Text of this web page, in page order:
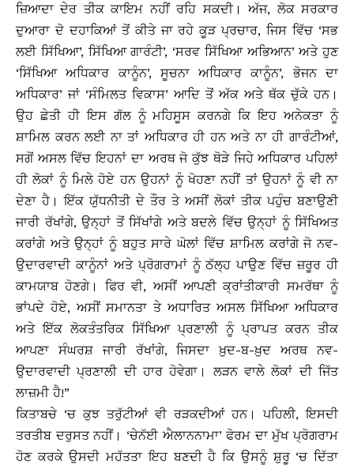
ਜ਼ਿਆਦਾ ਦੇਰ ਤੀਕ ਕਾਇਮ ਨਹੀਂ ਰਹਿ ਸਕਦੀ। ਅੱਜ, ਲੋਕ ਸਰਕਾਰ
ਦੁਆਰਾ ਦੋ ਦਹਾਕਿਆਂ ਤੋਂ ਕੀਤੇ ਜਾ ਰਹੇ ਕੂੜ ਪ੍ਰਚਾਰ, ਜਿਸ ਵਿੱਚ ‘ਸਭ
ਲਈ ਸਿੱਖਿਆ’, ਸਿੱਖਿਆ ਗਾਰੰਟੀ’, ‘ਸਰਵ ਸਿੱਖਿਆ ਅਭਿਆਨ’ ਅਤੇ ਹੁਣ
‘ਸਿੱਖਿਆ ਅਧਿਕਾਰ ਕਾਨੂੰਨ’, ਸੂਚਨਾ ਅਧਿਕਾਰ ਕਾਨੂੰਨ’, ਭੋਜਨ ਦਾ
ਅਧਿਕਾਰ’ ਜਾਂ ‘ਸੰਮਿਲਤ ਵਿਕਾਸ’ ਆਦਿ ਤੋਂ ਅੱਕ ਅਤੇ ਥੱਕ ਚੁੱਕੇ ਹਨ।
ਉਹ ਛੇਤੀ ਹੀ ਇਸ ਗੱਲ ਨੂੰ ਮਹਿਸੂਸ ਕਰਨਗੇ ਕਿ ਇਹ ਅਨੇਕਤਾ ਨੂੰ
ਸ਼ਾਮਿਲ ਕਰਨ ਲਈ ਨਾ ਤਾਂ ਅਧਿਕਾਰ ਹੀ ਹਨ ਅਤੇ ਨਾ ਹੀ ਗਾਰੰਟੀਆਂ,
ਸਗੋਂ ਅਸਲ ਵਿੱਚ ਇਹਨਾਂ ਦਾ ਅਰਥ ਜੋ ਕੁੱਝ ਥੋੜੇ ਜਿਹੇ ਅਧਿਕਾਰ ਪਹਿਲਾਂ
ਹੀ ਲੋਕਾਂ ਨੂੰ ਮਿਲੇ ਹੋਏ ਹਨ ਉਹਨਾਂ ਨੂੰ ਖੋਹਣਾ ਨਹੀਂ ਤਾਂ ਉਹਨਾਂ ਨੂੰ ਵੀ ਨਾ
ਦੇਣਾ ਹੈ। ਇੱਕ ਯੁੱਧਨੀਤੀ ਦੇ ਤੌਰ ਤੇ ਅਸੀਂ ਲੋਕਾਂ ਤੀਕ ਪਹੁੰਚ ਬਣਾਉਣੀ
ਜਾਰੀ ਰੱਖਾਂਗੇ, ਉਨ੍ਹਾਂ ਤੋਂ ਸਿੱਖਾਂਗੇ ਅਤੇ ਬਦਲੇ ਵਿੱਚ ਉਨ੍ਹਾਂ ਨੂੰ ਸਿੱਖਿਅਤ
ਕਰਾਂਗੇ ਅਤੇ ਉਨ੍ਹਾਂ ਨੂੰ ਬਹੁਤ ਸਾਰੇ ਘੋਲਾਂ ਵਿੱਚ ਸ਼ਾਮਿਲ ਕਰਾਂਗੇ ਜੋ ਨਵ-
ਉਦਾਰਵਾਦੀ ਕਾਨੂੰਨਾਂ ਅਤੇ ਪ੍ਰੋਗਰਾਮਾਂ ਨੂੰ ਠੱਲ੍ਹ ਪਾਉਣ ਵਿੱਚ ਜ਼ਰੂਰ ਹੀ
ਕਾਮਯਾਬ ਹੋਣਗੇ। ਫਿਰ ਵੀ, ਅਸੀਂ ਆਪਣੀ ਕ੍ਰਾਂਤੀਕਾਰੀ ਸਮਰੱਥਾ ਨੂੰ
ਭਾਂਪਦੇ ਹੋਏ, ਅਸੀਂ ਸਮਾਨਤਾ ਤੇ ਅਧਾਰਿਤ ਅਸਲ ਸਿੱਖਿਆ ਅਧਿਕਾਰ
ਅਤੇ ਇੱਕ ਲੋਕਤੰਤਰਿਕ ਸਿੱਖਿਆ ਪ੍ਰਣਾਲੀ ਨੂੰ ਪ੍ਰਾਪਤ ਕਰਨ ਤੀਕ
ਆਪਣਾ ਸੰਘਰਸ਼ ਜਾਰੀ ਰੱਖਾਂਗੇ, ਜਿਸਦਾ ਖ਼ੁਦ-ਬ-ਖ਼ੁਦ ਅਰਥ ਨਵ-
ਉਦਾਰਵਾਦੀ ਪ੍ਰਣਾਲੀ ਦੀ ਹਾਰ ਹੋਵੇਗਾ। ਲੜਨ ਵਾਲੇ ਲੋਕਾਂ ਦੀ ਜਿੱਤ
ਲਾਜ਼ਮੀ ਹੈ!”
ਕਿਤਾਬਚੇ ‘ਚ ਕੁਝ ਤਰੁੱਟੀਆਂ ਵੀ ਰੜਕਦੀਆਂ ਹਨ। ਪਹਿਲੀ, ਇਸਦੀ
ਤਰਤੀਬ ਦਰੁਸਤ ਨਹੀਂ। ‘ਚੇਨੱਈ ਐਲਾਨਨਾਮਾ’ ਫੋਰਮ ਦਾ ਮੁੱਖ ਪ੍ਰੋਗਰਾਮ
ਹੋਣ ਕਰਕੇ ਉਸਦੀ ਮਹੱਤਤਾ ਇਹ ਬਣਦੀ ਹੈ ਕਿ ਉਸਨੂੰ ਸ਼ੁਰੂ ‘ਚ ਦਿੱਤਾ